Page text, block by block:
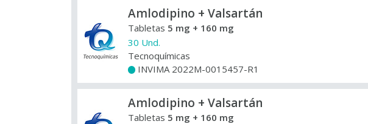
Amlodipino + Valsartán
Tabletas 5 mg + 160 mg
30 Und.
Tecnoquímicas
INVIMA 2022M-0015457-R1
Amlodipino + Valsartán
Tabletas 5 mg + 160 mg